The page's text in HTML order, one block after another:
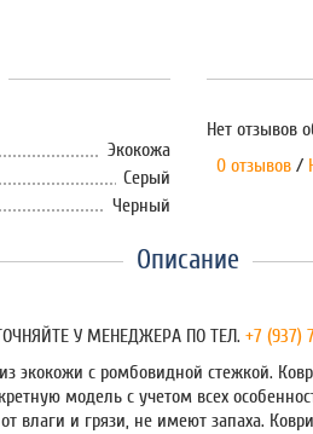
Экокожа
Серый
Черный
Нет отзывов
0 отзывов /
Описание
У МЕНЕДЖЕРА ПО ТЕЛ.+7 (937)
экокожи с ромбовидной стежкой.
модель с учетом всех
влаги и грязи, не имеют запаха.